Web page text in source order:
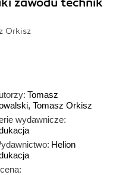
Orkisz
Tomasz
, Tomasz Orkisz
wydawnicze:
Helion